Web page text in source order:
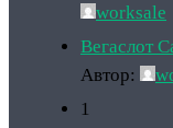
worksale
Вегаслот
Автор:
1